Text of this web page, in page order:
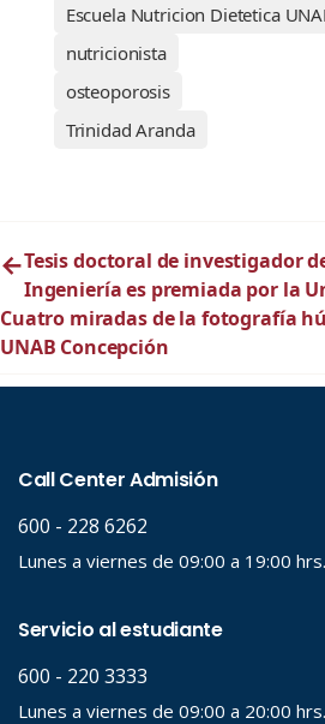
Escuela Nutricion Dietetica
nutricionista
osteoporosis
Trinidad Aranda
←Tesis doctoral de investigador
Ingeniería es premiada por la
Cuatro miradas de la fotografía
UNAB Concepción